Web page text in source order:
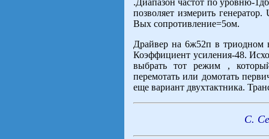
.Диапазон частот по уровню-
позволяет измерить
Вых сопротивление=5ом.
Драйвер на 6ж52п в триодном
Коэффициент усиления-48.
выбрать тот режим ,
перемотать или домотать
еще вариант двухтактника.
С.